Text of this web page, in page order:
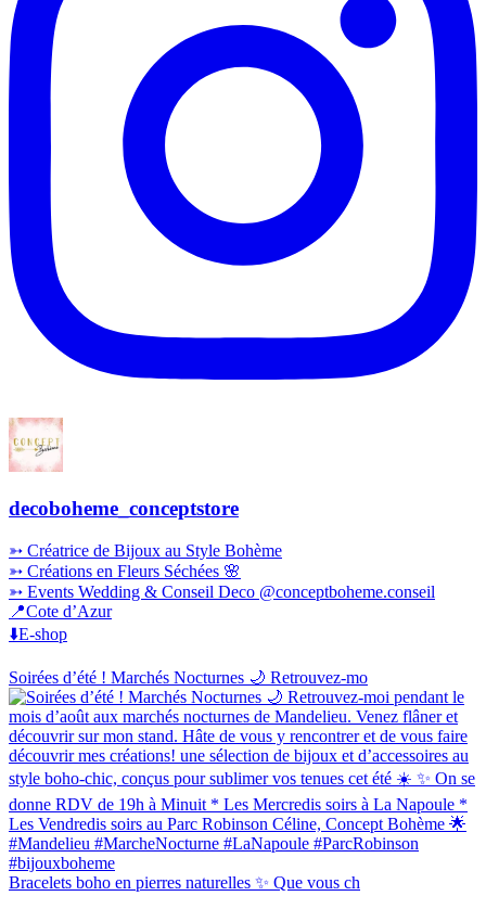
decoboheme_conceptstore
➳ Créatrice de Bijoux au Style Bohème
➳ Créations en Fleurs Séchées 🌸
➳ Events Wedding & Conseil Deco @conceptboheme.conseil
📍Cote d’Azur
⬇️E-shop
Soirées d’été ! Marchés Nocturnes 🌙 Retrouvez-mo
Bracelets boho en pierres naturelles ✨ Que vous ch